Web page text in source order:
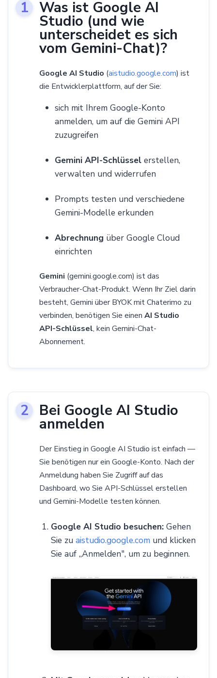
Was ist Google AI
Studio (und wie
unterscheidet es sich
vom Gemini-Chat)?
Google AI Studio (aistudio.google.com) ist
die Entwicklerplattform, auf der Sie:
sich mit Ihrem Google-Konto
anmelden, um auf die Gemini API
zuzugreifen
Gemini API-Schlüssel erstellen,
verwalten und widerrufen
Prompts testen und verschiedene
Gemini-Modelle erkunden
Abrechnung über Google Cloud
einrichten
Gemini (gemini.google.com) ist das
Verbraucher-Chat-Produkt. Wenn Ihr Ziel darin
besteht, Gemini über BYOK mit Chaterimo zu
verbinden, benötigen Sie einen AI Studio
API-Schlüssel, kein Gemini-Chat-
Abonnement.
Bei Google AI Studio
anmelden
Der Einstieg in Google AI Studio ist einfach —
Sie benötigen nur ein Google-Konto. Nach der
Anmeldung haben Sie Zugriff auf das
Dashboard, wo Sie API-Schlüssel erstellen
und Gemini-Modelle testen können.
Google AI Studio besuchen: Gehen
Sie zu aistudio.google.com und klicken
Sie auf „Anmelden", um zu beginnen.